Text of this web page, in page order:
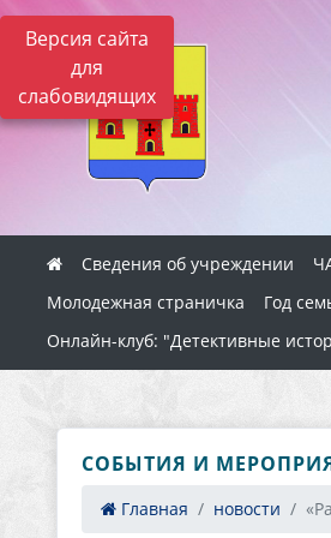
Версия сайта
для
слабовидящих
Сведения об учреждении
Молодежная страничка
Год
Онлайн-клуб: "Детективные
СОБЫТИЯ И
Главная новости